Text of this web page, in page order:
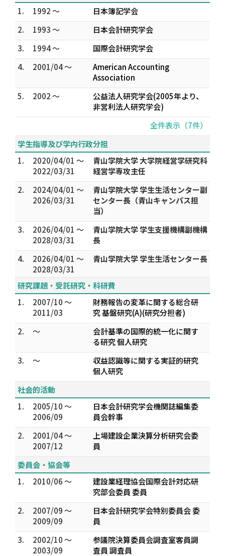
1.
1992 ～
日本簿記学会
2.
1993 ～
日本会計研究学会
3.
1994 ～
国際会計研究学会
4.
2001/04 ～
American Accounting
Association
5.
2002 ～
公益法人研究学会(2005年より、
非営利法人研究学会)
全件表示（7件）
学生指導及び学内行政分担
1.
2020/04/01 ～
2022/03/31
青山学院大学 大学院経営学研究科
経営学専攻主任
2.
2024/04/01 ～
2026/03/31
青山学院大学 学生生活センター副
センター長（青山キャンパス担
当）
3.
2026/04/01 ～
2028/03/31
青山学院大学 学生支援機構副機構
長
4.
2026/04/01 ～
2028/03/31
青山学院大学 学生生活センター長
研究課題・受託研究・科研費
1.
2007/10 ～
2011/03
財務報告の変革に関する総合研
究 基盤研究(A)(研究分担者)
2.
～
会計基準の国際的統一化に関す
る研究 個人研究
3.
～
収益認識等に関する実証的研究
個人研究
社会的活動
1.
2005/10 ～
2006/09
日本会計研究学会機関誌編集委
員会幹事
2.
2001/04 ～
2007/12
上場建設企業決算分析研究会委
員
委員会・協会等
1.
2010/06 ～
建設業経理協会国際会計対応研
究部会委員 委員
2.
2007/09 ～
2009/09
日本会計研究学会特別委員会 委
員
3.
2002/10 ～
2003/09
参議院決算委員会調査室客員調
査員 調査員